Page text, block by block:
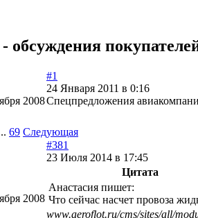
обсуждения
2008
#1
24 Января 2011 в 0:16
Спецпредложения
69 Следующая
2008
#381
23 Июля 2014 в 17:45
Цитата
Анастасия пишет:
Что сейчас насчет провоза
www.aeroflot.ru/cms/sites/all/